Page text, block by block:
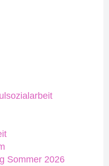
Sommer 2026